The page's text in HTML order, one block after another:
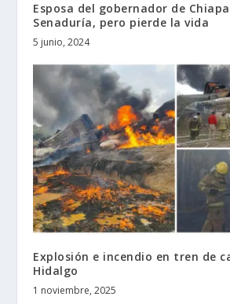
Esposa del gobernador de
Senaduría, pero pierde la vida
5 junio, 2024
Explosión e incendio en tren de
Hidalgo
1 noviembre, 2025